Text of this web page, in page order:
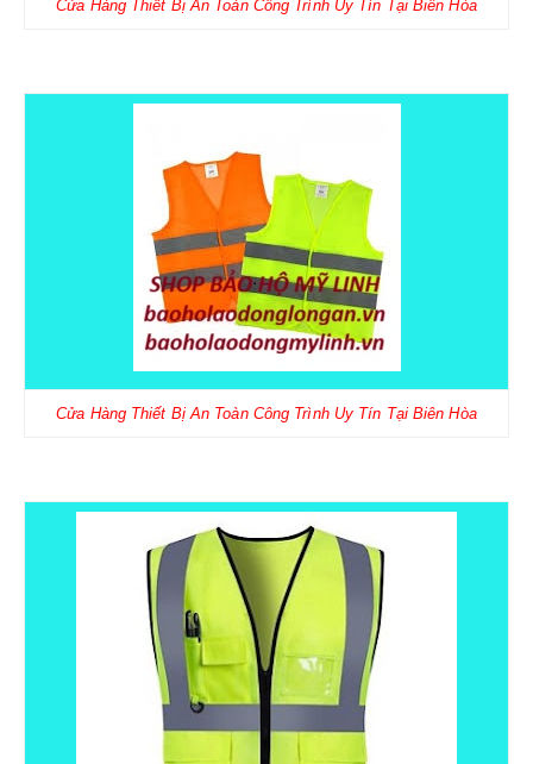
Cửa Hàng Thiết Bị An Toàn Công Trình Uy Tín Tại Biên Hòa
Cửa Hàng Thiết Bị An Toàn Công Trình Uy Tín Tại Biên Hòa